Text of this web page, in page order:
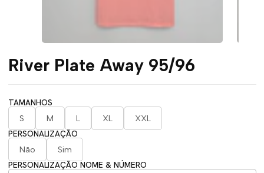
River Plate Away 95/96
TAMANHOS
S
M L XL
XXL
PERSONALIZAÇÃO
Não
Sim
PERSONALIZAÇÃO NOME & NÚMERO